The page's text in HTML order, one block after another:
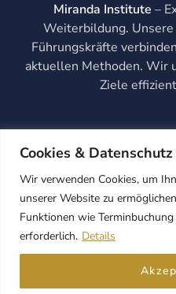
Cookies & Datenschutz
Wir verwenden Cookies, um
unserer Website zu
Funktionen wie
erforderlich. Details
Miranda Institute –
Weiterbildung. Unsere
Führungskräfte
aktuellen Methoden. Wir
Ziele